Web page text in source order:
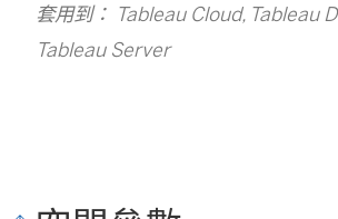
套用到： Tableau Cloud, Tableau
Tableau Server